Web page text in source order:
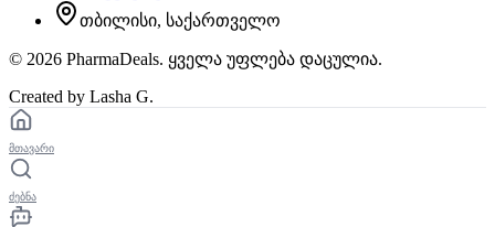
თბილისი, საქართველო
© 2026 PharmaDeals. ყველა უფლება დაცულია.
Created by Lasha G.
მთავარი
ძებნა